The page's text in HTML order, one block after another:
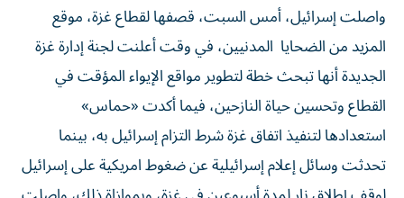
واصلت إسرائيل، أمس السبت، قصفها لقطاع غزة، موقع
المزيد من الضحايا المدنيين، في وقت أعلنت لجنة إدارة غزة
الجديدة أنها تبحث خطة لتطوير مواقع الإيواء المؤقت في
القطاع وتحسين حياة النازحين، فيما أكدت «حماس»
استعدادها لتنفيذ اتفاق غزة شرط التزام إسرائيل به، بينما
تحدثت وسائل إعلام إسرائيلية عن ضغوط امريكية على إسرائيل